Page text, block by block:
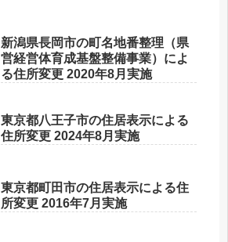
新潟県長岡市の町名地番整理（県
営経営体育成基盤整備事業）によ
る住所変更 2020年8月実施
東京都八王子市の住居表示による
住所変更 2024年8月実施
東京都町田市の住居表示による住
所変更 2016年7月実施